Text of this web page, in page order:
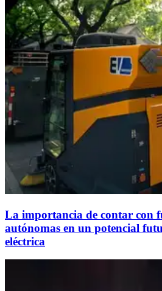
La importancia de contar con
autónomas en un potencial
eléctrica